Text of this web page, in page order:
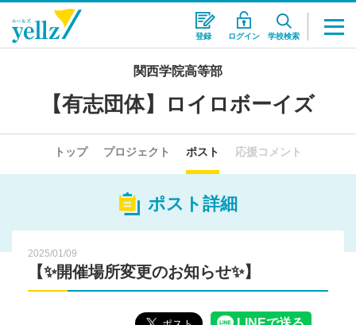
登録 ログイン 学校検索
関西学院高等部
【有志団体】ロイロボーイズ
トップ プロジェクト ポスト 応援コメント
ポスト詳細
2025/01/09
【✨開催場所変更のお知らせ✨】